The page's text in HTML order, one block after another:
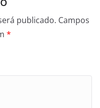
publicado. Campos
*